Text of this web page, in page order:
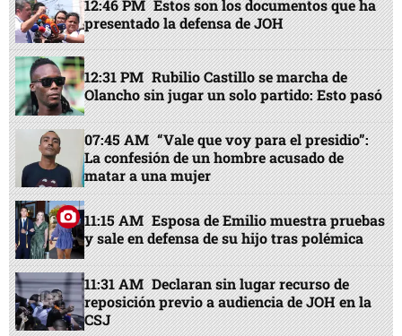
12:46 PM Estos son los documentos que ha
presentado la defensa de JOH
12:31 PM Rubilio Castillo se marcha de
Olancho sin jugar un solo partido: Esto pasó
07:45 AM “Vale que voy para el presidio”:
La confesión de un hombre acusado de
matar a una mujer
11:15 AM Esposa de Emilio muestra pruebas
y sale en defensa de su hijo tras polémica
11:31 AM Declaran sin lugar recurso de
reposición previo a audiencia de JOH en la
CSJ